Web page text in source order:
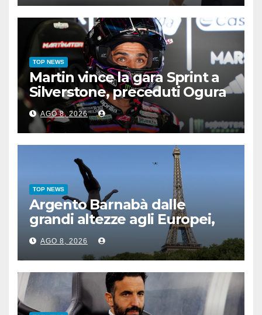
TOP NEWS
Martin vince la gara Sprint a
Silverstone, preceduti Ogura
e Bezzecchi
AGO 8, 2026
TOP NEWS
Argento Barnabà dalle
grandi altezze agli Europei,
bis azzurro dopo Cosetti
AGO 8, 2026